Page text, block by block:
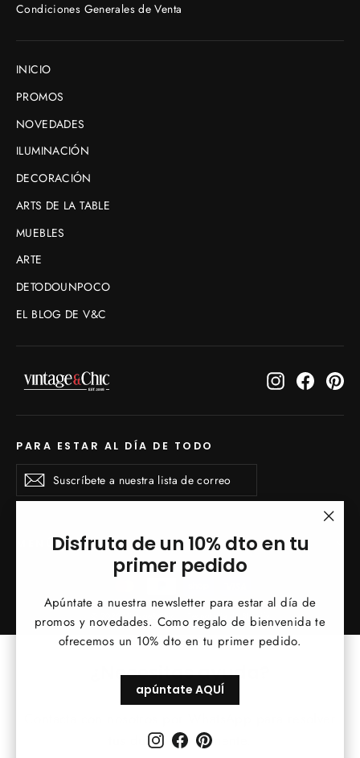
Disfruta de un 10% dto en tu
primer pedido
Apúntate a nuestra newsletter para estar al día de
promos y novedades. Como regalo de bienvenida te
ofrecemos un 10% dto en tu primer pedido.
apúntate AQUÍ
Instagram
FacebookPinterest
Condiciones Generales de Venta
INICIO
PROMOS
NOVEDADES
ILUMINACIÓN
DECORACIÓN
ARTS DE LA TABLE
MUEBLES
ARTE
DETODOUNPOCO
EL BLOG DE V&C
Instagram
PARA ESTAR AL DÍA DE TODO
nuestra
Suscribirse
MENÚ INFERIOR
© 2026 Vintage&Chic Tecnología de Shopify
¿Necesitas ayuda?
tus dudas rápidamente.